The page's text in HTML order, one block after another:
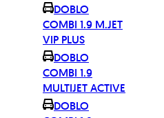
DOBLO
COMBI 1.9 M.JET
VIP PLUS
DOBLO
COMBI 1.9
MULTIJET ACTIVE
DOBLO